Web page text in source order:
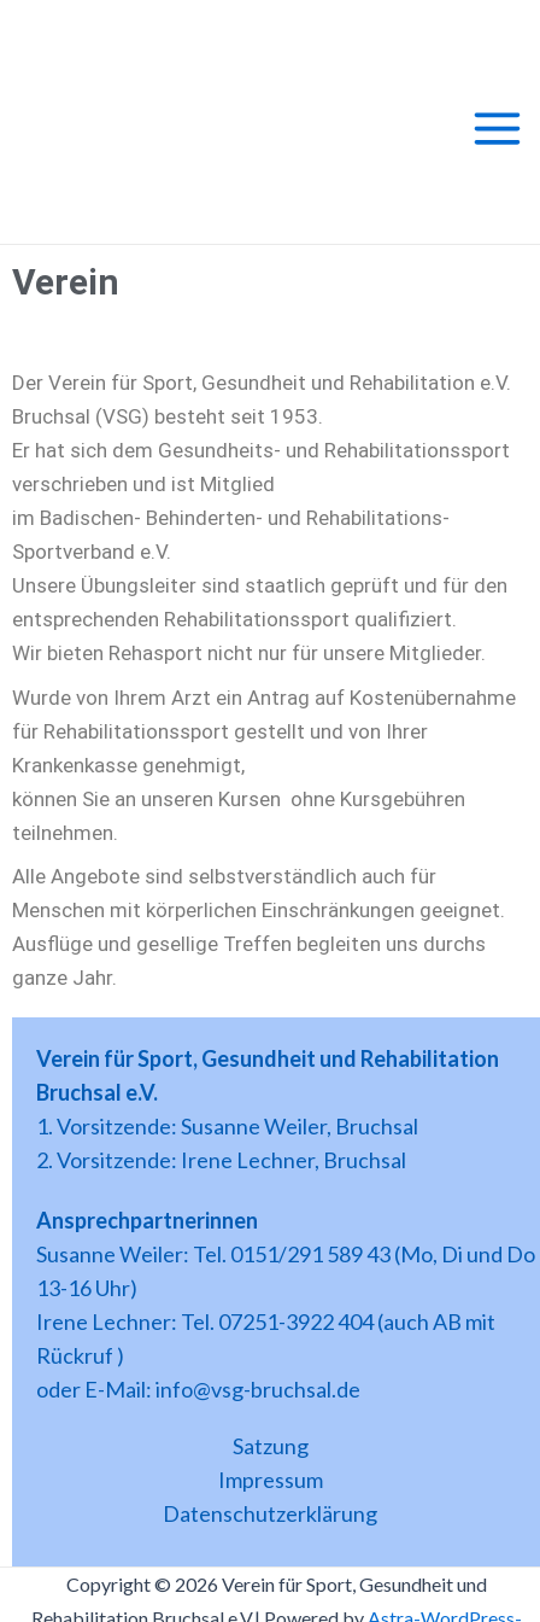
Verein
Der Verein für Sport, Gesundheit und Rehabilitation e.V.
Bruchsal (VSG) besteht seit 1953.
Er hat sich dem Gesundheits- und Rehabilitationssport
verschrieben und ist Mitglied
im Badischen- Behinderten- und Rehabilitations-
Sportverband e.V.
Unsere Übungsleiter sind staatlich geprüft und für den
entsprechenden Rehabilitationssport qualifiziert.
Wir bieten Rehasport nicht nur für unsere Mitglieder.
Wurde von Ihrem Arzt ein Antrag auf Kostenübernahme
für Rehabilitationssport gestellt und von Ihrer
Krankenkasse genehmigt,
können Sie an unseren Kursen ohne Kursgebühren
teilnehmen.
Alle Angebote sind selbstverständlich auch für
Menschen mit körperlichen Einschränkungen geeignet.
Ausflüge und gesellige Treffen begleiten uns durchs
ganze Jahr.
Verein für Sport, Gesundheit und Rehabilitation
Bruchsal e.V.
1. Vorsitzende: Susanne Weiler, Bruchsal
2. Vorsitzende: Irene Lechner, Bruchsal
Ansprechpartnerinnen
Susanne Weiler: Tel. 0151/291 589 43 (Mo, Di und Do
13-16 Uhr)
Irene Lechner: Tel. 07251-3922 404 (auch AB mit
Rückruf )
oder E-Mail: info@vsg-bruchsal.de
Satzung
Impressum
Datenschutzerklärung
Copyright © 2026 Verein für Sport, Gesundheit und